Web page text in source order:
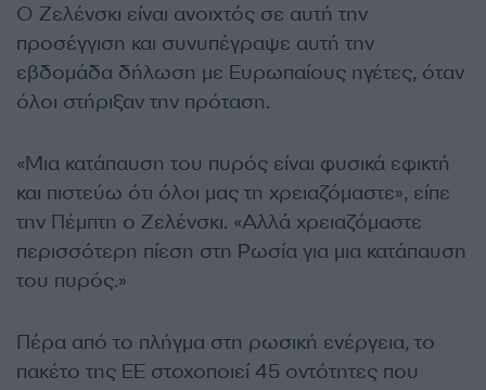
Ο Ζελένσκι είναι ανοιχτός σε αυτή την
προσέγγιση και συνυπέγραψε αυτή την
εβδομάδα δήλωση με Ευρωπαίους ηγέτες, όταν
όλοι στήριξαν την πρόταση.
«Μια κατάπαυση του πυρός είναι φυσικά εφικτή
και πιστεύω ότι όλοι μας τη χρειαζόμαστε», είπε
την Πέμπτη ο Ζελένσκι. «Αλλά χρειαζόμαστε
περισσότερη πίεση στη Ρωσία για μια κατάπαυση
του πυρός.»
Πέρα από το πλήγμα στη ρωσική ενέργεια, το
πακέτο της ΕΕ στοχοποιεί 45 οντότητες που